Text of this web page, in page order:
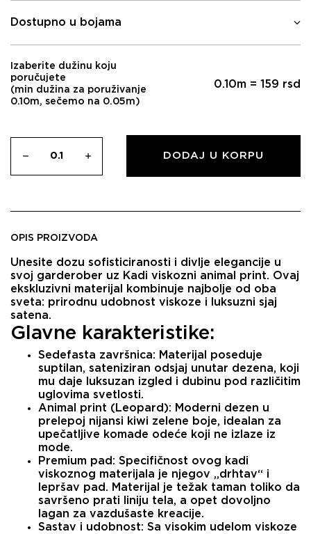
Dostupno u bojama
Izaberite dužinu koju
poručujete
(min dužina za poruživanje
0.10m, sečemo na 0.05m)
0.10m = 159 rsd
DODAJ U KORPU
OPIS PROIZVODA
Unesite dozu sofisticiranosti i divlje elegancije u
svoj garderober uz Kadi viskozni animal print. Ovaj
ekskluzivni materijal kombinuje najbolje od oba
sveta: prirodnu udobnost viskoze i luksuzni sjaj
satena.
Glavne karakteristike:
Sedefasta završnica: Materijal poseduje
suptilan, sateniziran odsjaj unutar dezena, koji
mu daje luksuzan izgled i dubinu pod različitim
uglovima svetlosti.
Animal print (Leopard): Moderni dezen u
prelepoj nijansi kiwi zelene boje, idealan za
upečatljive komade odeće koji ne izlaze iz
mode.
Premium pad: Specifičnost ovog kadi
viskoznog materijala je njegov „drhtav“ i
lepršav pad . Materijal je težak taman toliko da
savršeno prati liniju tela, a opet dovoljno
lagan za vazdušaste kreacije.
Sastav i udobnost: Sa visokim udelom viskoze